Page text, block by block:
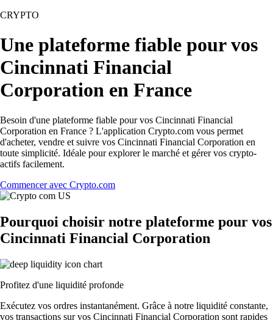
CRYPTO
Une plateforme fiable pour vos
Cincinnati Financial
Corporation en France
Besoin d'une plateforme fiable pour vos Cincinnati Financial
Corporation en France ? L'application Crypto.com vous permet
d'acheter, vendre et suivre vos Cincinnati Financial Corporation en
toute simplicité. Idéale pour explorer le marché et gérer vos crypto-
actifs facilement.
Commencer avec Crypto.com
Pourquoi choisir notre plateforme pour vos
Cincinnati Financial Corporation
Profitez d'une liquidité profonde
Exécutez vos ordres instantanément. Grâce à notre liquidité constante,
vos transactions sur vos Cincinnati Financial Corporation sont rapides